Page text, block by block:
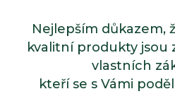
Nejlepším důkazem,
kvalitní produkty jsou
vlastních
kteří se s Vámi